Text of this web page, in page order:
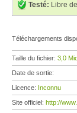
Testé: Libre
Téléchargements
Taille du fichier: 3,0
Date de sortie:
Licence: Inconnu
Site officiel: http://